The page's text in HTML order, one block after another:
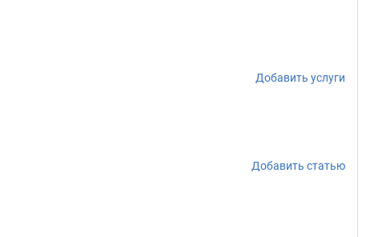
Добавить услуги
Добавить статью